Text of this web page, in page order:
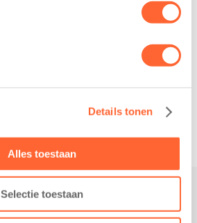
Details tonen
Alles toestaan
Selectie toestaan
realisatie van een
de wijk Wiarda in